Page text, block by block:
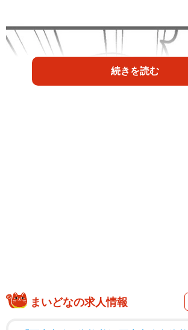
続きを読む
まいどなの求人情報